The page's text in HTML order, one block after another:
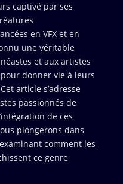
captivé par ses
en VFX et en
une véritable
et aux artistes
donner vie à leurs
article s’adresse
passionnés de
de ces
plongerons dans
comment les
ce genre